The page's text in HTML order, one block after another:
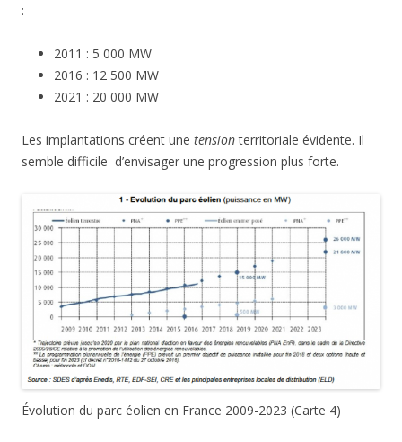
:
2011 : 5 000 MW
2016 : 12 500 MW
2021 : 20 000 MW
Les implantations créent une tensionterritoriale évidente. Il
semble difficile d’envisager une progression plus forte.
Évolution du parc éolien en France 2009-2023 (Carte 4)